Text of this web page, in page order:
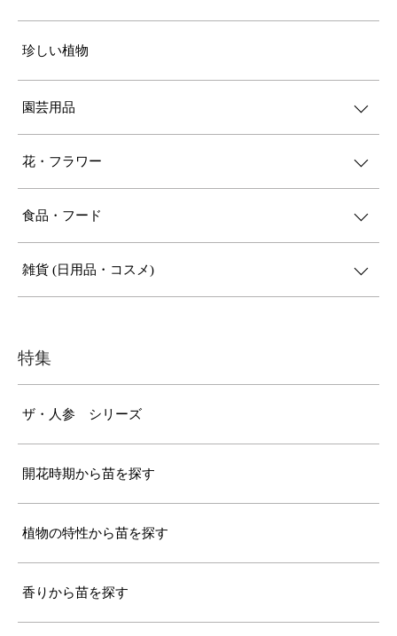
珍しい植物
園芸用品
花・フラワー
食品・フード
雑貨 (日用品・コスメ)
特集
ザ・人参 シリーズ
開花時期から苗を探す
植物の特性から苗を探す
香りから苗を探す